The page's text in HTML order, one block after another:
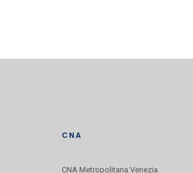
CNA
CNA Metropolitana Venezia